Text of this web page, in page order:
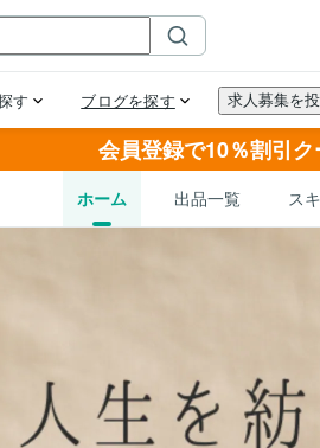
会員登録で10％割引ク
ホーム 出品一覧 ス